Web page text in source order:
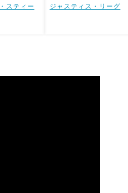
スティー
ジャスティス・リーグ